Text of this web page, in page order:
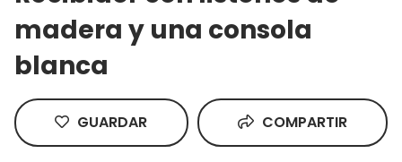
madera y una consola
blanca
GUARDAR COMPARTIR